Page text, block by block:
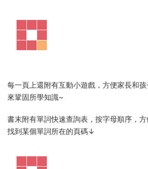
每一頁上還附有互動小遊戲，方便家長和
來鞏固所學知識~
書末附有單詞快速查詢表，按字母順序，
找到某個單詞所在的頁碼↓